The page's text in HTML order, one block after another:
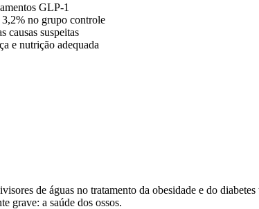
GLP-1
3,2% no grupo controle
causas suspeitas
e nutrição adequada
de águas no tratamento da obesidade e do
grave: a saúde dos ossos.